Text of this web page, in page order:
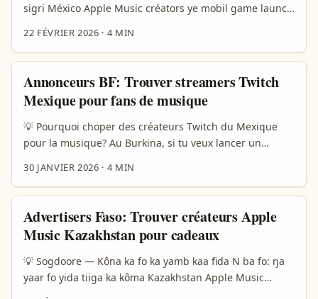
sigri México Apple Music créators ye mobil game launch
promotion? Waala, artists music teasers (Rockstar
Games, Panama ni Alan Palomo) taaba fan bɛ yɛlɛ ka
soundtrack yé kona (reference content). Kɔrɔn ka yelga:
playlist placement bɛ kana kampagn ka seega. Sina la, n
bɛ yaar ma strategies don ka sɔnd ye, negocier, ni
mesurer performance — dooni Burkina Faso advertiser
ba ga fɔ nyɛ. ...
22 FÉVRIER 2026 · 4 MIN
Annonceurs BF: Trouver streamers Twitch
Mexique pour fans de musique
💡 Pourquoi choper des créateurs Twitch du Mexique
pour la musique? Au Burkina, si tu veux lancer un
le Mexique est une rampe chaude: grande population
jeune, culture musicale hyper-engagée, et des créateurs
qui mixent musique live, réaction à clips, «Just Chatting»
avec playlists, et sets DJ. Les annonceurs cherchent pas
seulement reach — ils veulent fans qui écoutent et
partagent playlists après le stream. ...
30 JANVIER 2026 · 4 MIN
Advertisers Faso: Trouver créateurs Apple
Music Kazakhstan pour cadeaux
💡 Sogdoore — Kôna ka fo ka yamb kaa fida N ba fo: ŋa
yaar fo yida tiiga ka kôma Kazakhstan Apple Music
créateurs la, fo ka ba laafi campagnes giveaway. K bɛɛre